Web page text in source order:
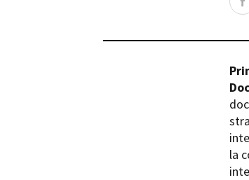
Rete
Bandi e gare
Sostenibilità
Servizi
Location
Spazi nella
la